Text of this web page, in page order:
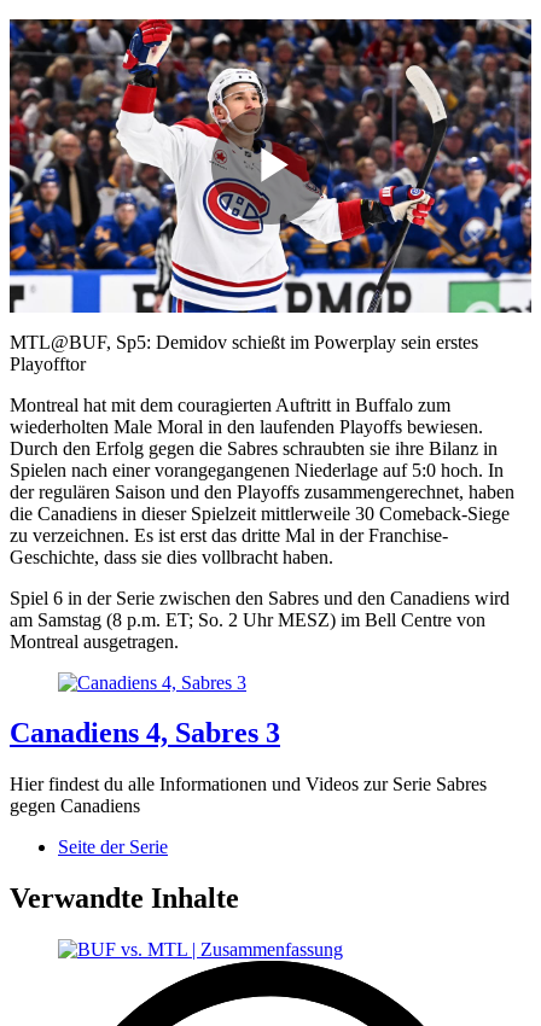
Play
Video
MTL@BUF, Sp5: Demidov schießt im Powerplay sein erstes
Playofftor
Montreal hat mit dem couragierten Auftritt in Buffalo zum
wiederholten Male Moral in den laufenden Playoffs bewiesen.
Durch den Erfolg gegen die Sabres schraubten sie ihre Bilanz in
Spielen nach einer vorangegangenen Niederlage auf 5:0 hoch. In
der regulären Saison und den Playoffs zusammengerechnet, haben
die Canadiens in dieser Spielzeit mittlerweile 30 Comeback-Siege
zu verzeichnen. Es ist erst das dritte Mal in der Franchise-
Geschichte, dass sie dies vollbracht haben.
Spiel 6 in der Serie zwischen den Sabres und den Canadiens wird
am Samstag (8 p.m. ET; So. 2 Uhr MESZ) im Bell Centre von
Montreal ausgetragen.
Canadiens 4, Sabres 3
Hier findest du alle Informationen und Videos zur Serie Sabres
gegen Canadiens
Seite der Serie
Verwandte Inhalte